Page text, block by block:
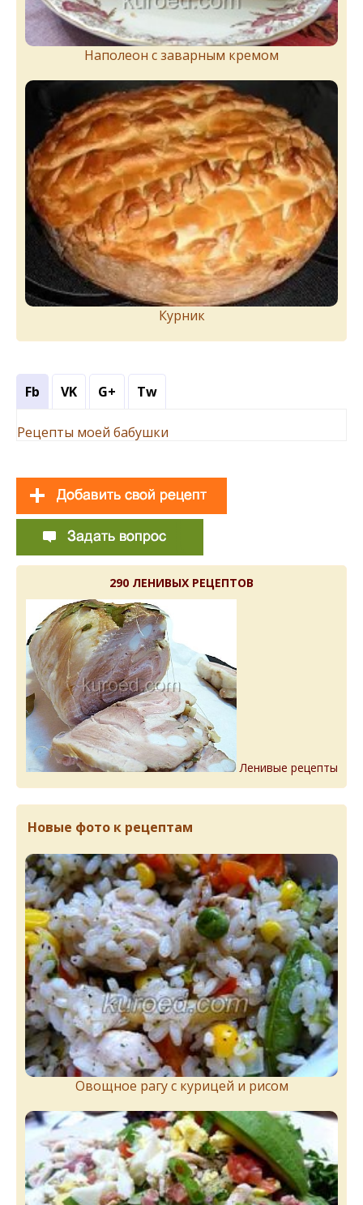
Наполеон с заварным кремом
Курник
Fb VK G+ Tw
Рецепты моей бабушки
290 ЛЕНИВЫХ РЕЦЕПТОВ
Ленивые рецепты
Новые фото к рецептам
Овощное рагу с курицей и рисом